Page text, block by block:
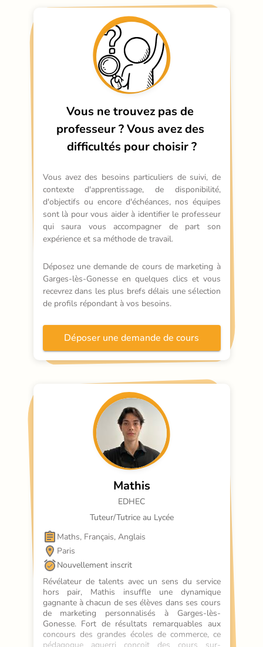
Vous ne trouvez pas de
professeur ? Vous avez des
difficultés pour choisir ?
Vous avez des besoins particuliers de suivi, de
contexte d'apprentissage, de disponibilité,
d'objectifs ou encore d'échéances, nos équipes
sont là pour vous aider à identifier le professeur
qui saura vous accompagner de part son
expérience et sa méthode de travail.
Déposez une demande de cours de marketing à
Garges-lès-Gonesse en quelques clics et vous
recevrez dans les plus brefs délais une sélection
de profils répondant à vos besoins.
Déposer une demande de cours
Mathis
EDHEC
Tuteur/Tutrice au Lycée
Maths, Français, Anglais
Paris
Nouvellement inscrit
Révélateur de talents avec un sens du service
hors pair, Mathis insuffle une dynamique
gagnante à chacun de ses élèves dans ses cours
de marketing personnalisés à Garges-lès-
Gonesse. Fort de résultats remarquables aux
concours des grandes écoles de commerce, ce